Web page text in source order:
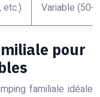
etc.) Variable
pour
familiale idéale